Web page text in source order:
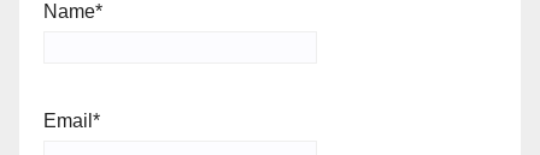
Name*
Email*